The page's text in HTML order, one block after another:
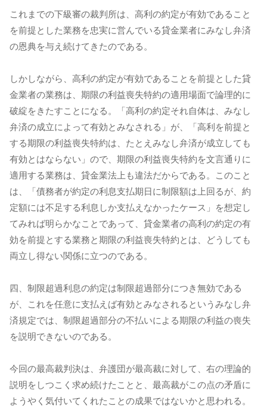
これまでの下級審の裁判所は、高利の約定が有効であること
を前提とした業務を忠実に営んでいる貸金業者にみなし弁済
の恩典を与え続けてきたのである。
しかしながら、高利の約定が有効であることを前提とした貸
金業者の業務は、期限の利益喪失特約の適用場面で論理的に
破綻をきたすことになる。「高利の約定それ自体は、みなし
弁済の成立によって有効とみなされる」が、「高利を前提と
する期限の利益喪失特約は、たとえみなし弁済が成立しても
有効とはならない」ので、期限の利益喪失特約を文言通りに
適用する業務は、貸金業法上も違法だからである。このこと
は、「債務者が約定の利息支払期日に制限額は上回るが、約
定額には不足する利息しか支払えなかったケース」を想定し
てみれば明らかなことであって、貸金業者の高利の約定の有
効を前提とする業務と期限の利益喪失特約とは、どうしても
両立し得ない関係に立つのである。
四、制限超過利息の約定は制限超過部分につき無効である
が、これを任意に支払えば有効とみなされるというみなし弁
済規定では、制限超過部分の不払いによる期限の利益の喪失
を説明できないのである。
今回の最高裁判決は、弁護団が最高裁に対して、右の理論的
説明をしつこく求め続けたことと、最高裁がこの点の矛盾に
ようやく気付いてくれたことの成果ではないかと思われる。